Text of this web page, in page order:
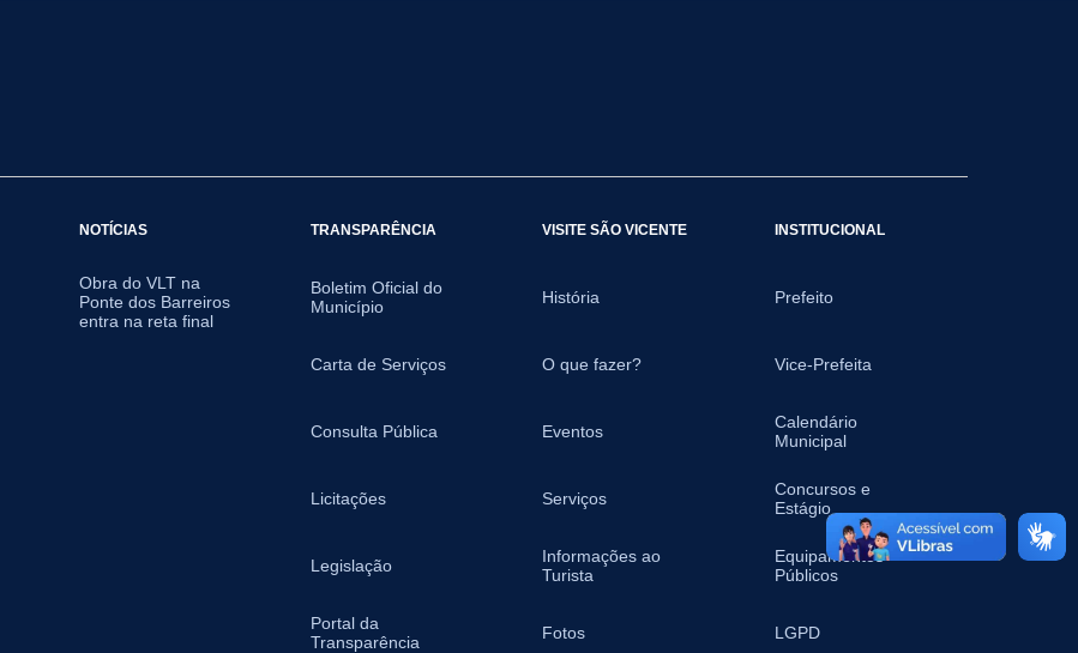
NOTÍCIAS
Obra do VLT na
Ponte dos Barreiros
entra na reta final
TRANSPARÊNCIA
Boletim Oficial do
Município
Carta de Serviços
Consulta Pública
Licitações
Legislação
Portal da
Transparência
VISITE SÃO VICENTE
História
O que fazer?
Eventos
Serviços
Informações ao
Turista
Fotos
INSTITUCIONAL
Prefeito
Vice-Prefeita
Calendário
Municipal
Concursos e
Estágio
Equipamentos
Públicos
LGPD